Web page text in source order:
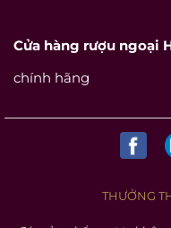
Cửa hàng rượu ngoại
chính hãng
THƯỞNG